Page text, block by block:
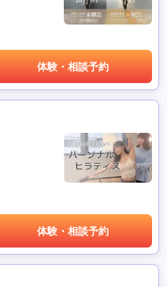
体験・相談予約
体験・相談予約